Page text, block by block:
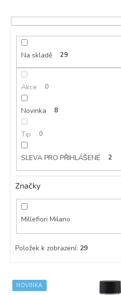
k
t
Na skladě 29
Akce 0
Novinka 8
Tip 0
SLEVA PRO PŘIHLÁŠENÉ 2
Značky
Millefiori Milano
Položek k zobrazení: 29
V
ý NOVINKA